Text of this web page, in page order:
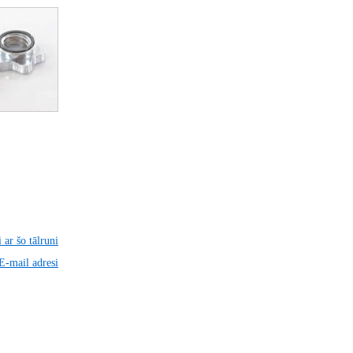
ar šo tālruni
mail adresi